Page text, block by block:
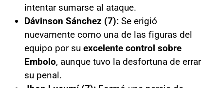
intentar sumarse al ataque.
Dávinson Sánchez (7): Se erigió
nuevamente como una de las figuras del
equipo por su excelente control sobre
Embolo, aunque tuvo la desfortuna de errar
su penal.